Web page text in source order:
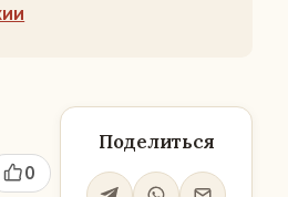
0
Поделиться